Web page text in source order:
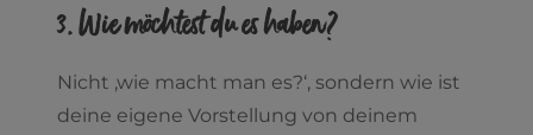
3. Wie möchtest du es haben?
Nicht ‚wie macht man es?‘, sondern wie ist
deine eigene Vorstellung von deinem